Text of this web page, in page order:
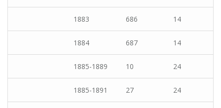
1883 686 14
1884 687 14
1885-1889 10 24
1885-1891 27 24